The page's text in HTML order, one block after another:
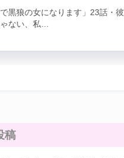
で黒狼の女になります」23話・彼
ない、私…
稿